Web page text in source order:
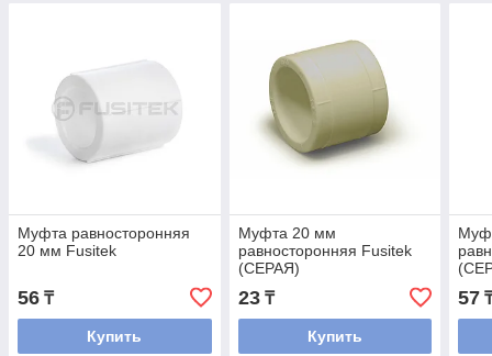
Муфта равносторонняя
20 мм Fusitek
56 ₸
Купить
Муфта 20 мм
равносторонняя Fusitek
(СЕРАЯ)
23₸
Купить
57